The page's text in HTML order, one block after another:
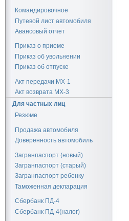
Командировочное
Путевой лист автомобиля
Авансовый отчет
Приказ о приеме
Приказ об увольнении
Приказ об отпуске
Акт передачи МХ-1
Акт возврата МХ-3
Для частных лиц
Резюме
Продажа автомобиля
Доверенность автомобиль
Загранпаспорт (новый)
Загранпаспорт (старый)
Загранпаспорт ребенку
Таможенная декларация
Сбербанк ПД-4
Сбербанк ПД-4(налог)